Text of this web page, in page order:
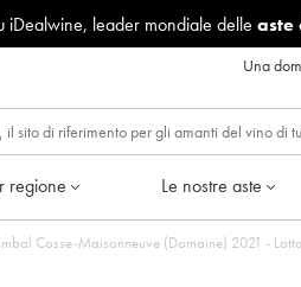
iDealwine, leader mondiale delle aste
Una
regione Le nostre aste
Cahors Le Combal Cosse-